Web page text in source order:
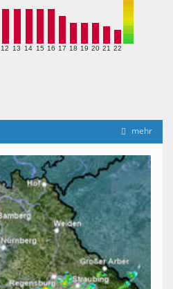
12 13 14 15 16 17 18 19 20 21 22
mehr